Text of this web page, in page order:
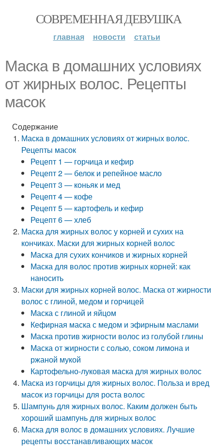
СОВРЕМЕННАЯ ДЕВУШКА
главная новости статьи
Маска в домашних условиях
от жирных волос. Рецепты
масок
Содержание
Маска в домашних условиях от жирных волос.
Рецепты масок
Рецепт 1 — горчица и кефир
Рецепт 2 — белок и репейное масло
Рецепт 3 — коньяк и мед
Рецепт 4 — кофе
Рецепт 5 — картофель и кефир
Рецепт 6 — хлеб
Маска для жирных волос у корней и сухих на
кончиках. Маски для жирных корней волос
Маска для сухих кончиков и жирных корней
Маска для волос против жирных корней: как
наносить
Маски для жирных корней волос. Маска от жирности
волос с глиной, медом и горчицей
Маска с глиной и яйцом
Кефирная маска с медом и эфирным маслами
Маска против жирности волос из голубой глины
Маска от жирности с солью, соком лимона и
ржаной мукой
Картофельно-луковая маска для жирных волос
Маска из горчицы для жирных волос. Польза и вред
масок из горчицы для роста волос
Шампунь для жирных волос. Каким должен быть
хороший шампунь для жирных волос
Маска для волос в домашних условиях. Лучшие
рецепты восстанавливающих масок